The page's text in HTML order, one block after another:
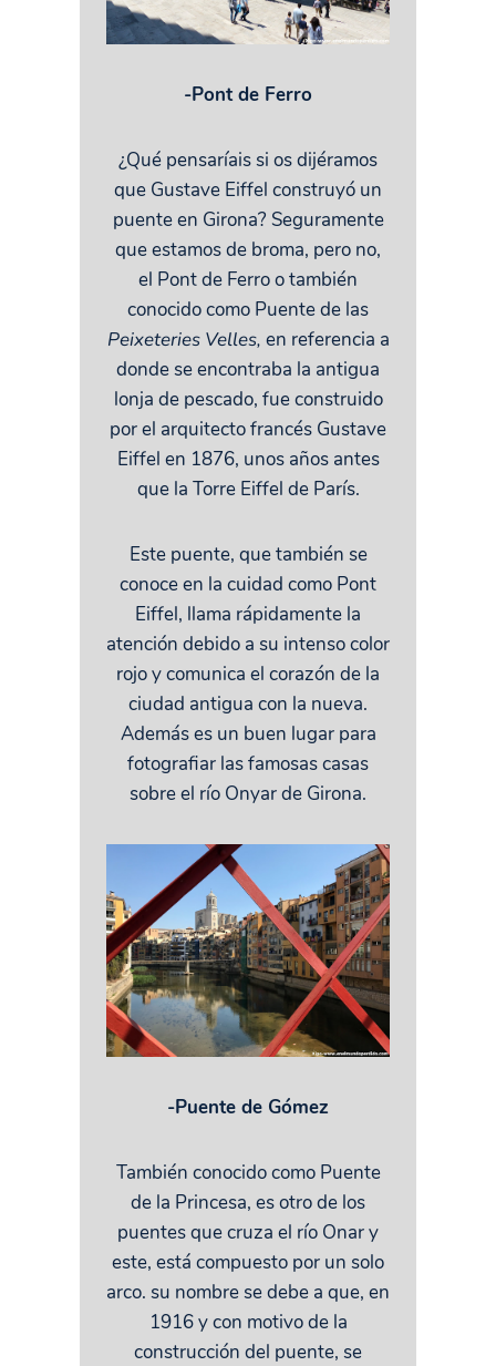
-Pont de Ferro
¿Qué pensaríais si os dijéramos
que Gustave Eiffel construyó un
puente en Girona? Seguramente
que estamos de broma, pero no,
el Pont de Ferro o también
conocido como Puente de las
Peixeteries Velles, en referencia a
donde se encontraba la antigua
lonja de pescado, fue construido
por el arquitecto francés Gustave
Eiffel en 1876, unos años antes
que la Torre Eiffel de París.
Este puente, que también se
conoce en la cuidad como Pont
Eiffel, llama rápidamente la
atención debido a su intenso color
rojo y comunica el corazón de la
ciudad antigua con la nueva.
Además es un buen lugar para
fotografiar las famosas casas
sobre el río Onyar de Girona.
-Puente de Gómez
También conocido como Puente
de la Princesa, es otro de los
puentes que cruza el río Onar y
este, está compuesto por un solo
arco. su nombre se debe a que, en
1916 y con motivo de la
construcción del puente, se